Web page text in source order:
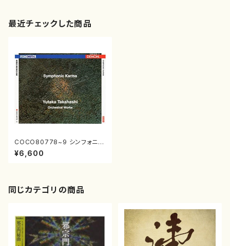
最近チェックした商品
COCO80778~9 シンフォニッ
ク・カルマ高橋裕管弦楽作品集
(管弦楽/高橋裕/CD)
¥6,600
同じカテゴリの商品